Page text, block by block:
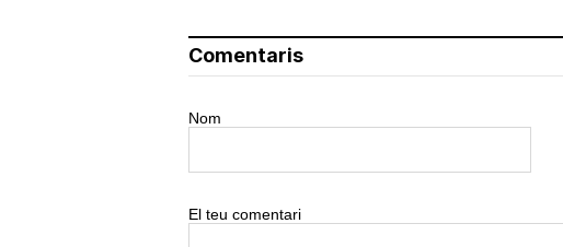
Comentaris
Nom
El teu comentari